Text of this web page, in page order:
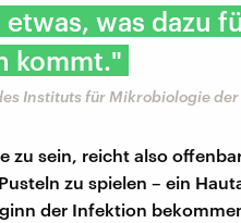
was dazu
kommt."
Instituts für Mikrobiologie
zu sein, reicht also
zu spielen – ein
der Infektion